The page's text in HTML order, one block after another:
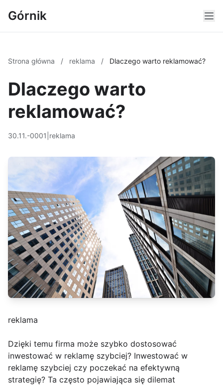
Górnik
Strona główna / reklama / Dlaczego warto reklamować?
Dlaczego warto
reklamować?
30.11.-0001 reklama
reklama
Dzięki temu firma może szybko dostosować
inwestować w reklamę szybciej? Inwestować w
reklamę szybciej czy poczekać na efektywną
strategię? Ta często pojawiająca się dilemat